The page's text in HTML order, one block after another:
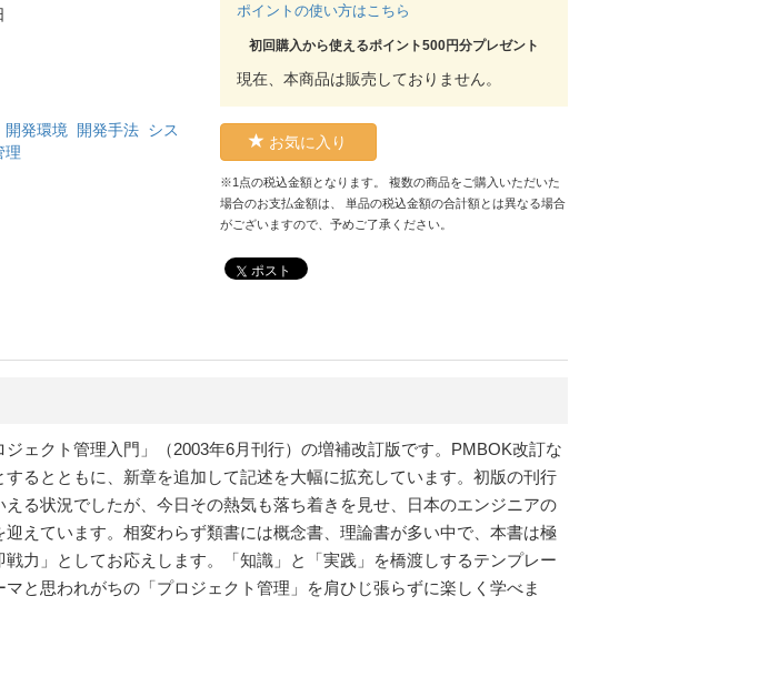
開発環境 開発手法 シス
理
ポイントの使い方はこちら
初回購入から使えるポイント500円分プレゼント
現在、本商品は販売しておりません。
お気に入り
※1点の税込金額となります。 複数の商品をご購入いただいた
場合のお支払金額は、 単品の税込金額の合計額とは異なる場合
がございますので、予めご了承ください。
ポスト
ェクト管理入門」（2003年6月刊行）の増補改訂版です。PMBOK改訂な
るとともに、新章を追加して記述を大幅に拡充しています。初版の刊行
る状況でしたが、今日その熱気も落ち着きを見せ、日本のエンジニアの
えています。相変わらず類書には概念書、理論書が多い中で、本書は極
力」としてお応えします。「知識」と「実践」を橋渡しするテンプレー
と思われがちの「プロジェクト管理」を肩ひじ張らずに楽しく学べま